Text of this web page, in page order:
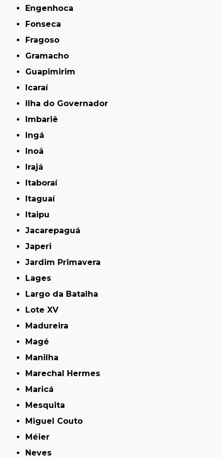
Engenhoca
Fonseca
Fragoso
Gramacho
Guapimirim
Icaraí
Ilha do Governador
Imbariê
Ingá
Inoã
Irajá
Itaboraí
Itaguaí
Itaipu
Jacarepaguá
Japeri
Jardim Primavera
Lages
Largo da Batalha
Lote XV
Madureira
Magé
Manilha
Marechal Hermes
Maricá
Mesquita
Miguel Couto
Méier
Neves